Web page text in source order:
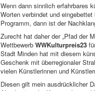
Wenn dann sinnlich erfahrbares
Worten verbindet und
Programm, dann ist der
Zurecht hat daher der „Pfad der
Wettbewerb WWKulturpreis23
Stadt Minden hat mit diesem
Geschenk mit überregionaler
vielen Künstlerinnen und
Diesen gilt mein ausdrücklicher